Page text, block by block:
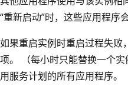
“重新启动”时，这些应用程序
如果重启实例时重启过程失败
项。 （每小时只能替换一个
用服务计划的所有应用程序。